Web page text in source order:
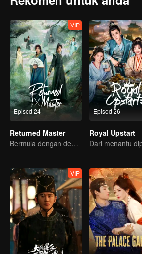
Episod 24
VIP
Returned Master
Bermula dengan dendam, terikat dengan rasa!
Episod 26
Royal Upstart
VIP